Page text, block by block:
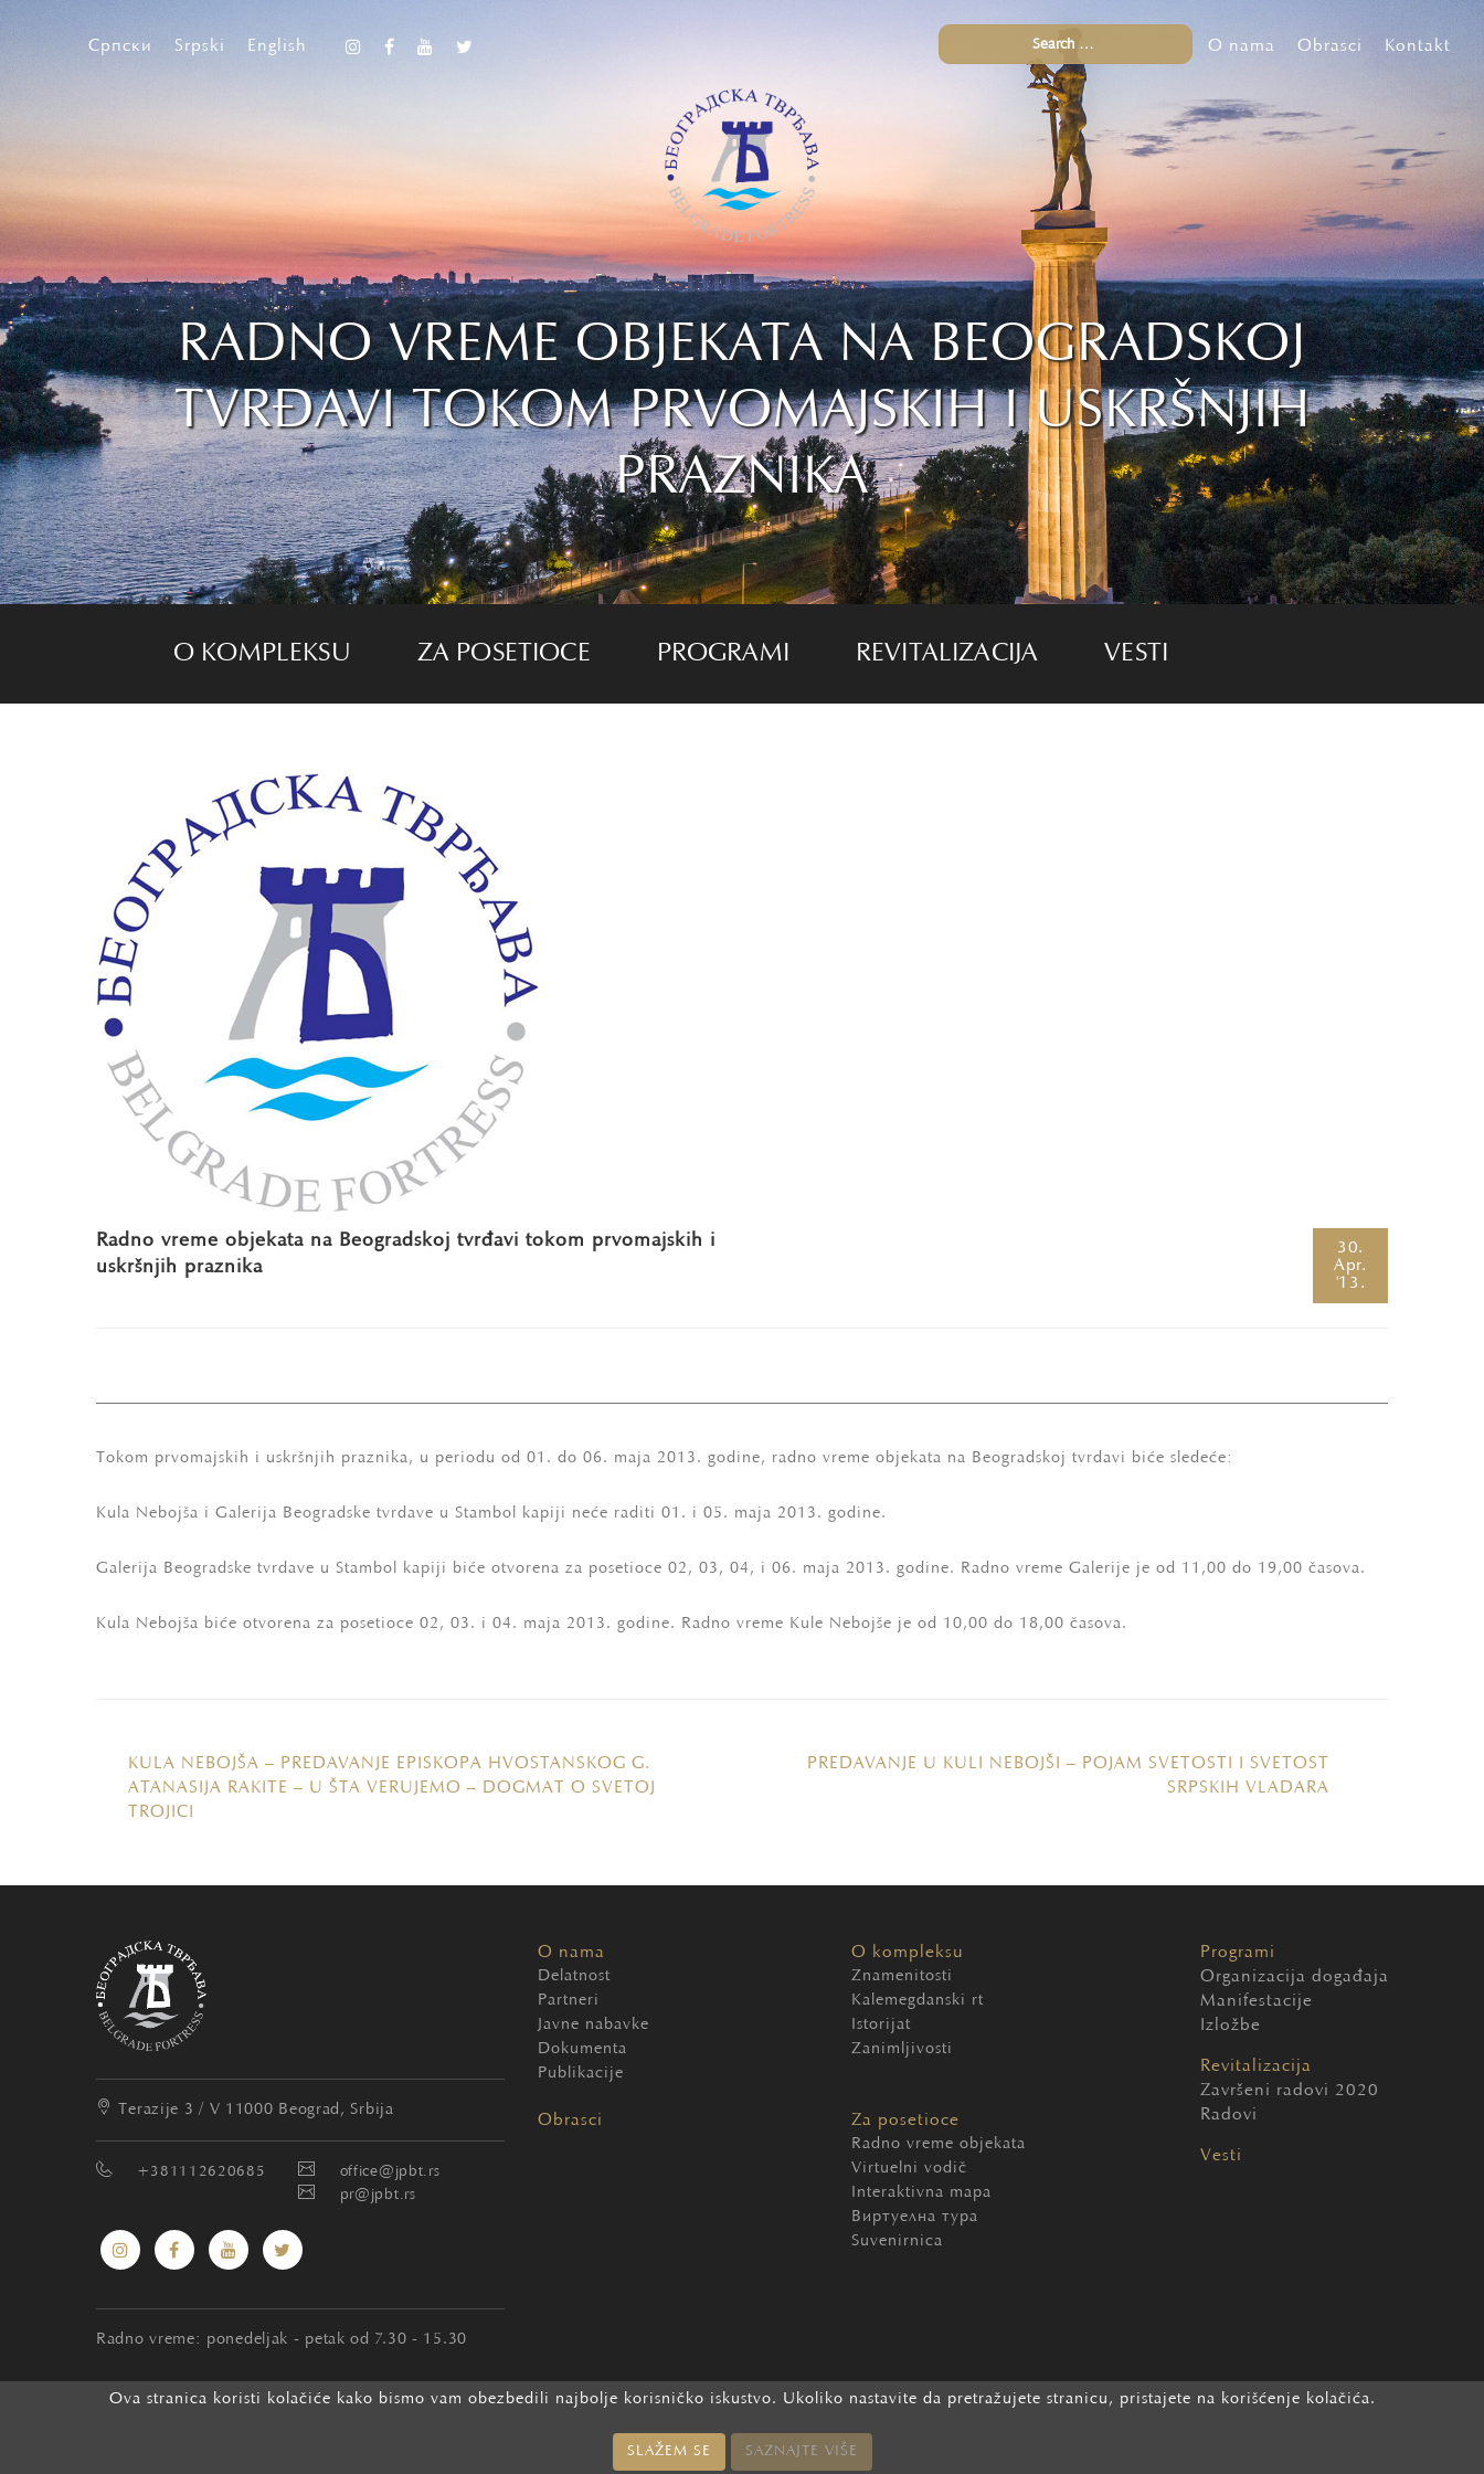
Српски Srpski English O nama Obrasci Kontakt
RADNO VREME OBJEKATA NA BEOGRADSKOJ
TVRĐAVI TOKOM PRVOMAJSKIH I USKRŠNJIH
PRAZNIKA
O KOMPLEKSU ZA POSETIOCE PROGRAMI REVITALIZACIJA VESTI
Radno vreme objekata na Beogradskoj tvrđavi tokom prvomajskih i
uskršnjih praznika
30.
Apr.
'13.
Tokom prvomajskih i uskršnjih praznika, u periodu od 01. do 06. maja 2013. godine, radno vreme objekata na Beogradskoj tvrđavi biće sledeće:
Kula Nebojša i Galerija Beogradske tvrđave u Stambol kapiji neće raditi 01. i 05. maja 2013. godine.
Galerija Beogradske tvrđave u Stambol kapiji biće otvorena za posetioce 02, 03, 04, i 06. maja 2013. godine. Radno vreme Galerije je od 11,00 do 19,00 časova.
Kula Nebojša biće otvorena za posetioce 02, 03. i 04. maja 2013. godine. Radno vreme Kule Nebojše je od 10,00 do 18,00 časova.
KULA NEBOJŠA – PREDAVANJE EPISKOPA HVOSTANSKOG G.
ATANASIJA RAKITE – U ŠTA VERUJEMO – DOGMAT O SVETOJ
TROJICI
PREDAVANJE U KULI NEBOJŠI – POJAM SVETOSTI I SVETOST
SRPSKIH VLADARA
Ova stranica koristi kolačiće kako bismo vam obezbedili najbolje korisničko iskustvo. Ukoliko nastavite da pretražujete stranicu, pristajete na korišćenje kolačića.
SLAŽEM SE SAZNAJTE VIŠE
Terazije 3 / V 11000 Beograd, Srbija
+381112620685
office@jpbt.rs
pr@jpbt.rs
Radno vreme: ponedeljak - petak od 7.30 - 15.30
O nama
Delatnost
Partneri
Javne nabavke
Dokumenta
Publikacije
O kompleksu
Znamenitosti
Kalemegdanski rt
Istorijat
Zanimljivosti
Obrasci Za posetioce
Radno vreme objekata
Virtuelni vodič
Interaktivna mapa
Виртуелна тура
Suvenirnica
Programi
Organizacija događaja
Manifestacije
Izložbe
Revitalizacija
Završeni radovi 2020
Radovi
Vesti
2026 Beogradska tvrđava. Sva prava zadržana.